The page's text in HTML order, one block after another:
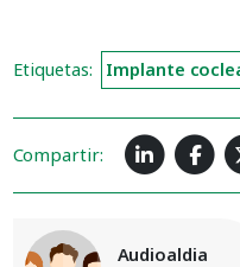
Etiquetas: Implante
Compartir:
Audioaldia